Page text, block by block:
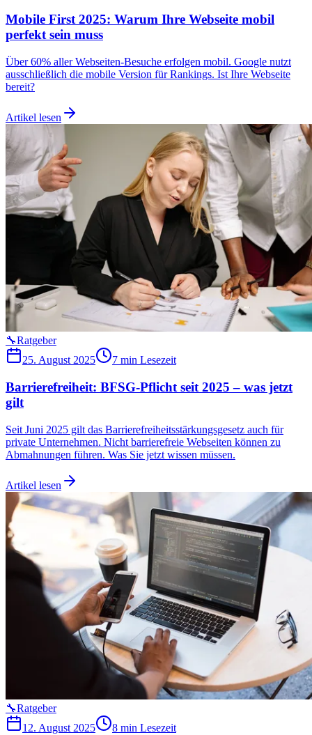
Mobile First 2025: Warum Ihre Webseite mobil
perfekt sein muss
Über 60% aller Webseiten-Besuche erfolgen mobil. Google nutzt
ausschließlich die mobile Version für Rankings. Ist Ihre Webseite
bereit?
Artikel lesen
🔧Ratgeber
25. August 2025
7 min Lesezeit
Barrierefreiheit: BFSG-Pflicht seit 2025 – was jetzt
gilt
Seit Juni 2025 gilt das Barrierefreiheitsstärkungsgesetz auch für
private Unternehmen. Nicht barrierefreie Webseiten können zu
Abmahnungen führen. Was Sie jetzt wissen müssen.
Artikel lesen
🔧Ratgeber
12. August 2025
8 min Lesezeit